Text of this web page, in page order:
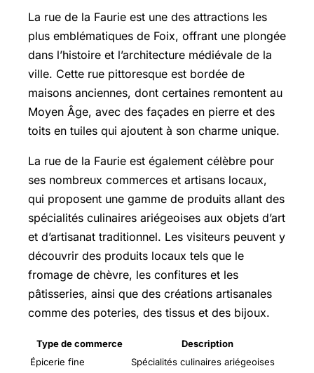
La rue de la Faurie est une des attractions les
plus emblématiques de Foix, offrant une plongée
dans l’histoire et l’architecture médiévale de la
ville. Cette rue pittoresque est bordée de
maisons anciennes, dont certaines remontent au
Moyen Âge, avec des façades en pierre et des
toits en tuiles qui ajoutent à son charme unique.
La rue de la Faurie est également célèbre pour
ses nombreux commerces et artisans locaux,
qui proposent une gamme de produits allant des
spécialités culinaires ariégeoises aux objets d’art
et d’artisanat traditionnel. Les visiteurs peuvent y
découvrir des produits locaux tels que le
fromage de chèvre, les confitures et les
pâtisseries, ainsi que des créations artisanales
comme des poteries, des tissus et des bijoux.
Type de commerce
Description
Épicerie fine
Spécialités culinaires ariégeoises